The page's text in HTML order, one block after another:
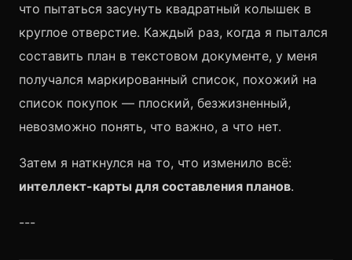
что пытаться засунуть квадратный колышек в
круглое отверстие. Каждый раз, когда я пытался
составить план в текстовом документе, у меня
получался маркированный список, похожий на
список покупок — плоский, безжизненный,
невозможно понять, что важно, а что нет.
Затем я наткнулся на то, что изменило всё:
интеллект-карты для составления планов.
---